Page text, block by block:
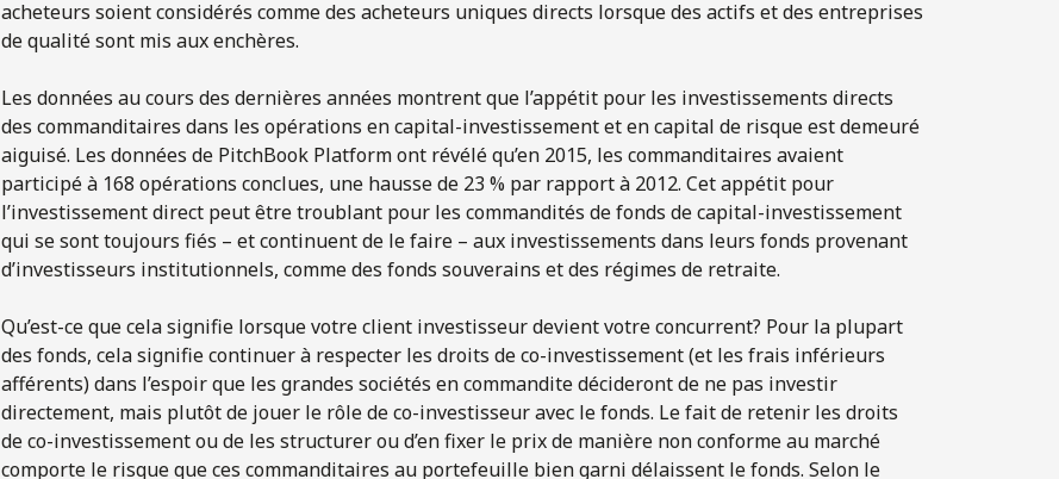
acheteurs soient considérés comme des acheteurs uniques directs lorsque des actifs et des entreprises
de qualité sont mis aux enchères.
Les données au cours des dernières années montrent que l’appétit pour les investissements directs
des commanditaires dans les opérations en capital-investissement et en capital de risque est demeuré
aiguisé. Les données de PitchBook Platform ont révélé qu’en 2015, les commanditaires avaient
participé à 168 opérations conclues, une hausse de 23 % par rapport à 2012. Cet appétit pour
l’investissement direct peut être troublant pour les commandités de fonds de capital-investissement
qui se sont toujours fiés – et continuent de le faire – aux investissements dans leurs fonds provenant
d’investisseurs institutionnels, comme des fonds souverains et des régimes de retraite.
Qu’est-ce que cela signifie lorsque votre client investisseur devient votre concurrent? Pour la plupart
des fonds, cela signifie continuer à respecter les droits de co-investissement (et les frais inférieurs
afférents) dans l’espoir que les grandes sociétés en commandite décideront de ne pas investir
directement, mais plutôt de jouer le rôle de co-investisseur avec le fonds. Le fait de retenir les droits
de co-investissement ou de les structurer ou d’en fixer le prix de manière non conforme au marché
comporte le risque que ces commanditaires au portefeuille bien garni délaissent le fonds. Selon le